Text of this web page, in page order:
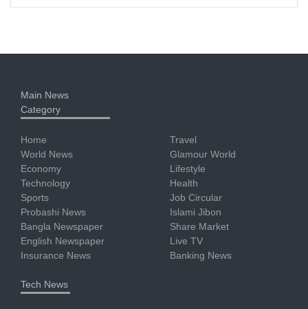
Main News
Category
Home
World News
Economy
Technology
Sports
Probashi News
Bangla Newspaper
English Newspaper
Insurance News
Travel
Glamour World
Lifestyle
Health
Job Circular
Islami Jibon
Share Market
Live TV
Banking News
Tech News